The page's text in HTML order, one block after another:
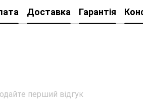
Доставка Гарантія
перший відгук